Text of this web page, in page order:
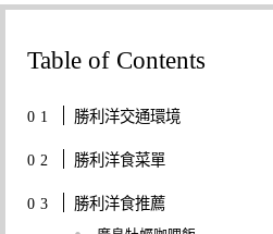
Table of Contents
勝利洋交通環境
勝利洋食菜單
勝利洋食推薦